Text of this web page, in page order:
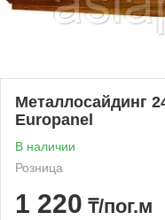
Металлосайдинг
Europanel
В наличии
Розница
1 220 ₸/пог.м